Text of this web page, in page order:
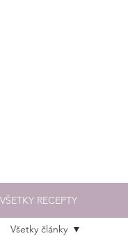
VŠETKY RECEPTY
Všetky články